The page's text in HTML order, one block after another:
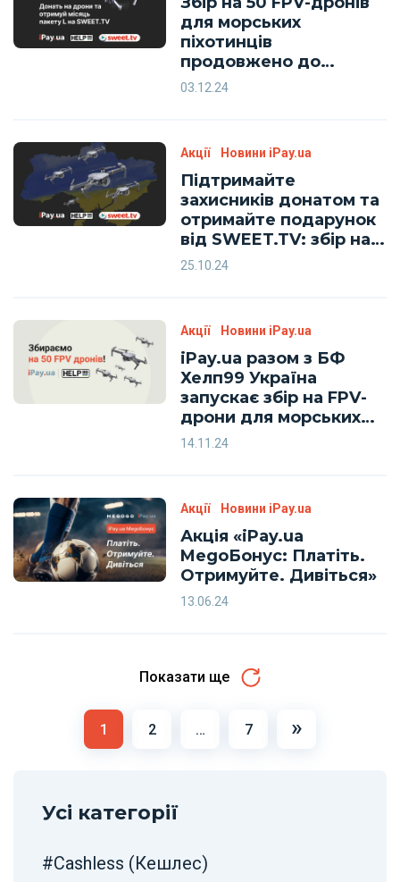
для морських
піхотинців
продовжено до
Нового Року
03.12.24
Акції Новини iPay.ua
Підтримайте
захисників донатом та
отримайте подарунок
від SWEET.TV: збір на
FPV-дрони для
25.10.24
Акції Новини iPay.ua
iPay.ua разом з БФ
Хелп99 Україна
запускає збір на FPV-
дрони для морських
піхотинців
14.11.24
Акції Новини iPay.ua
Акція «iPay.ua
MegoБонус: Платіть.
Отримуйте. Дивіться»
13.06.24
Показати ще
Навігація
1 2 … 7 »
Усі категорії
#Cashless (Кешлес)